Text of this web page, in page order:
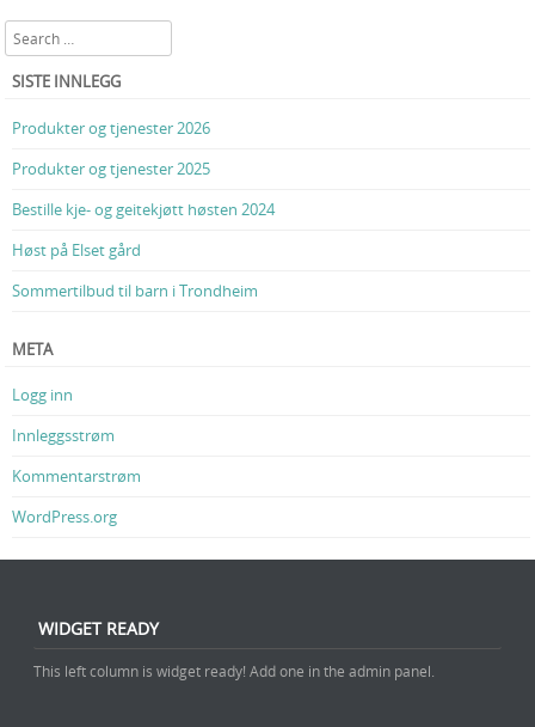
Search
SISTE INNLEGG
Produkter og tjenester 2026
Produkter og tjenester 2025
Bestille kje- og geitekjøtt høsten 2024
Høst på Elset gård
Sommertilbud til barn i Trondheim
META
Logg inn
Innleggsstrøm
Kommentarstrøm
WordPress.org
WIDGET READY
This left column is widget ready! Add one in the admin panel.